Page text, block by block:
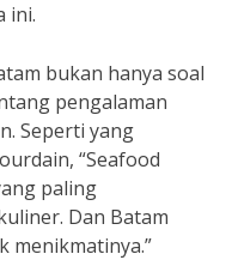
ini.
bukan hanya soal
pengalaman
Seperti yang
“Seafood
paling
Dan Batam
menikmatinya.”